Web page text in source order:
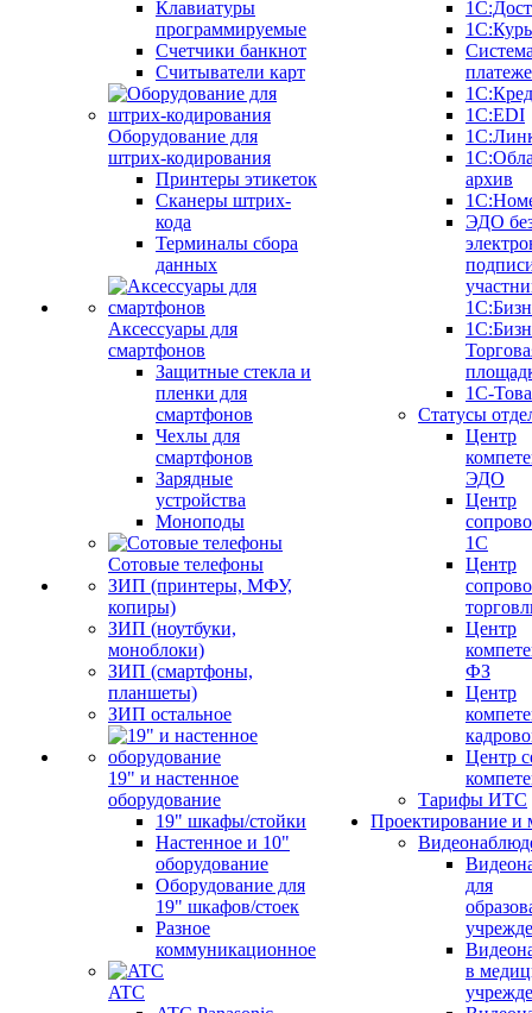
Клавиатуры
программируемые
Счетчики банкнот
Считыватели карт
Оборудование для
штрих-кодирования
Принтеры этикеток
Сканеры штрих-
кода
Терминалы сбора
данных
Аксессуары для
смартфонов
Защитные стекла и
пленки для
смартфонов
Чехлы для
смартфонов
Зарядные
устройства
Моноподы
Сотовые телефоны
ЗИП (принтеры, МФУ,
копиры)
ЗИП (ноутбуки,
моноблоки)
ЗИП (смартфоны,
планшеты)
ЗИП остальное
19" и настенное
оборудование
19" шкафы/стойки
Настенное и 10"
оборудование
Оборудование для
19" шкафов/стоек
Разное
коммуникационное
ATC
1С:EDI
архив
ЭДО
1С-
Статусы
Центр
ЭДО
Центр
1С
Центр
Центр
ФЗ
Центр
Центр
Тарифы ИТС
Проектирование и
для
в